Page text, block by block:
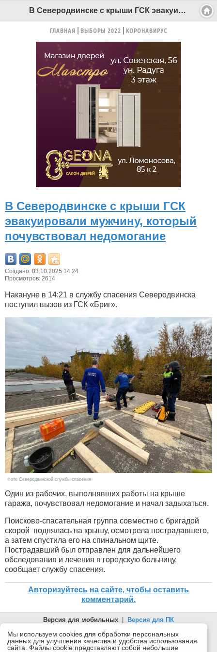
В Северодвинске с крыши ГСК эвакуировали мужчину, который почувствовал недомогание - Беломорканал Северодвинск tv29.ru
ГЛАВНАЯ ВЫБОРЫ 2022 КОРОНАВИРУС
В Северодвинске с крыши ГСК
эвакуировали мужчину, который
почувствовал недомогание
Создано: 03.10.2025 14:24
Просмотров: 2614
Накануне в 14:21 в службу спасения Северодвинска
поступил вызов из ГСК «Бриг».
Фото Северодвинской службы спасения
Один из рабочих, выполнявших работы на крыше
гаража, почувствовал недомогание и начал задыхаться.
Поисково-спасательная группа совместно с бригадой
скорой поднялась на крышу, осмотрела пострадавшего,
а затем спустила его на спинальном щите.
Пострадавший был отправлен для дальнейшего
обследования и лечения в городскую больницу,
сообщает службу спасения.
Авторизуйтесь на сайте, чтобы оставить
комментарий.
Версия для мобильных
Версия для ПК
© 2026 Беломорканал Северодвинск tv29.ru
Joomla!is Free Software released under the GNU General Public
License.
Мы используем cookies для обработки персональных
данных для улучшения качества и удобства использования
сайта. Файлы cookie представляют собой небольшие